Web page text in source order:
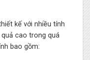
kế với nhiều tính
cao trong quá
bao gồm: